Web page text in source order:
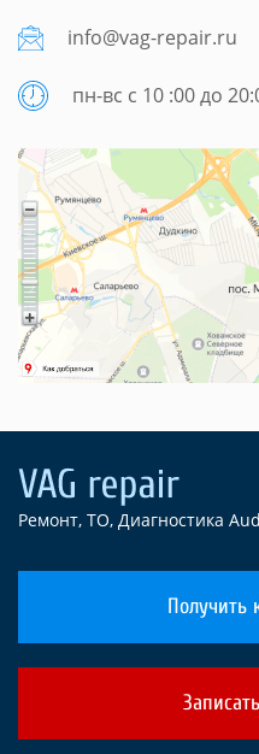
info@vag-repair.ru
пн-вс с 10 :00 до
Ремонт, ТО, Диагностика
Получить